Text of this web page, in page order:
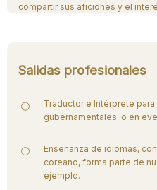
compartir sus aficiones y el
Salidas profesionales
Traductor e Intérprete
gubernamentales, o en
Enseñanza de idiomas,
coreano, forma parte de
ejemplo.